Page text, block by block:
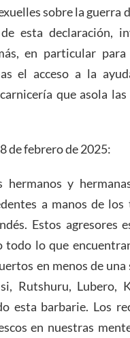
sobre la guerra
esta declaración,
en particular
el acceso a la
que asola
de febrero de 2025:
hermanos y
a manos de
Estos agresores
lo que
en menos de una
Rutshuru, Lubero,
esta barbarie. Los
en nuestras